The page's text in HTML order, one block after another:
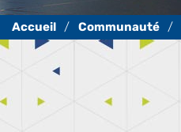
Communauté